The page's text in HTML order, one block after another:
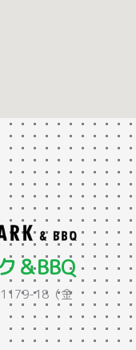
＆BBQ
18（金